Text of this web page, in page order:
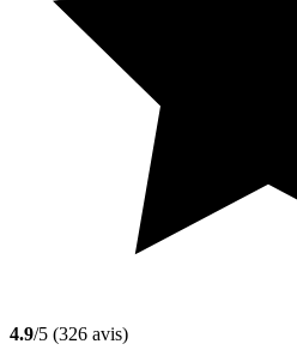
4.9/5 (326 avis)